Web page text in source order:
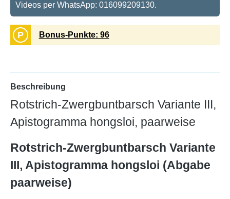
Videos per WhatsApp: 016099209130.
P Bonus-Punkte: 96
Beschreibung
Rotstrich-Zwergbuntbarsch Variante III,
Apistogramma hongsloi, paarweise
Rotstrich-Zwergbuntbarsch Variante
III, Apistogramma hongsloi (Abgabe
paarweise)